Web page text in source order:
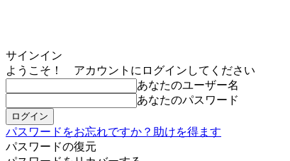
サインイン
ようこそ！ アカウントにログインしてください
あなたのユーザー名
あなたのパスワード
パスワードをお忘れですか？助けを得ます
パスワードの復元